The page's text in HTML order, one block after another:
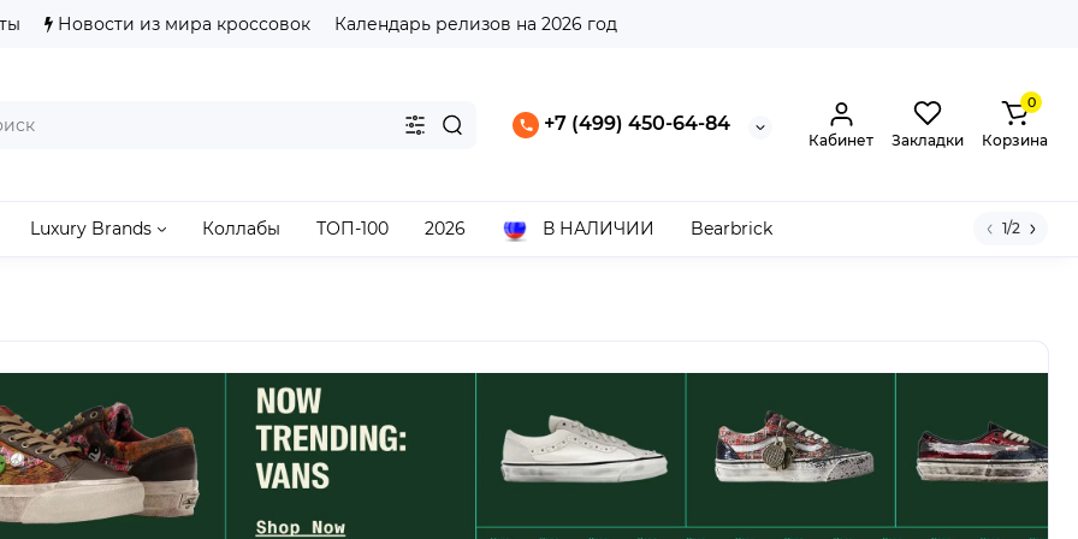
Новости из мира кроссовок Календарь релизов на 2026 год
+7 (499) 450-64-84
Кабинет Закладки
0
Корзина
Luxury Brands Коллабы ТОП-100 2026 В НАЛИЧИИ Bearbrick 1/2